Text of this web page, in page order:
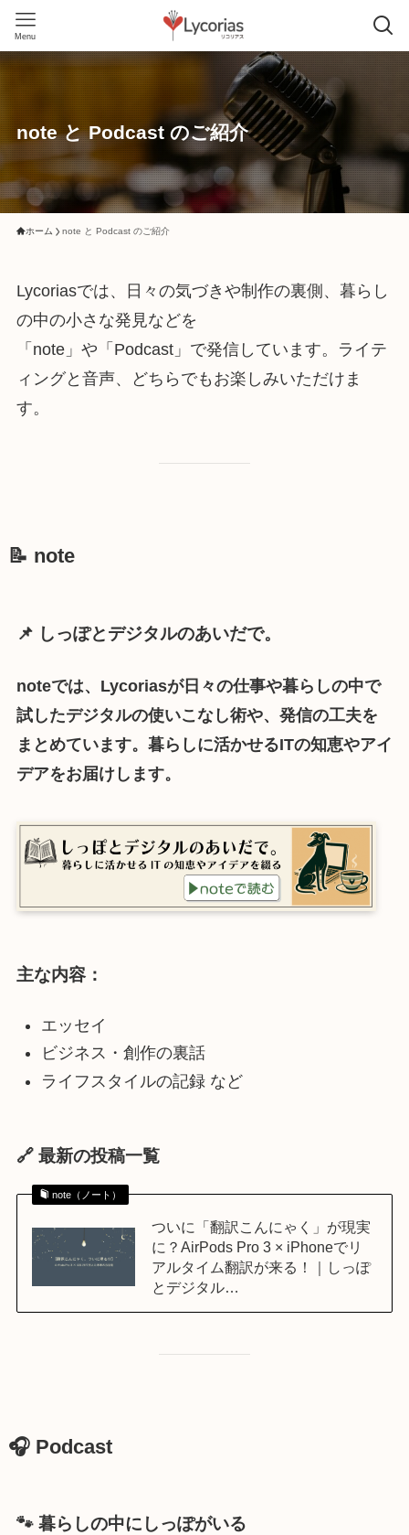
Menu
note と Podcast のご紹介
ホーム note と Podcast のご紹介
Lycoriasでは、日々の気づきや制作の裏側、暮らし
の中の小さな発見などを
「note」や「Podcast」で発信しています。ライテ
ィングと音声、どちらでもお楽しみいただけま
す。
📝 note
📌 しっぽとデジタルのあいだで。
noteでは、Lycoriasが日々の仕事や暮らしの中で
試したデジタルの使いこなし術や、発信の工夫を
まとめています。暮らしに活かせるITの知恵やアイ
デアをお届けします。
主な内容：
エッセイ
ビジネス・創作の裏話
ライフスタイルの記録 など
🔗 最新の投稿一覧
note（ノート）
ついに「翻訳こんにゃく」が現実
に？AirPods Pro 3 × iPhoneでリ
アルタイム翻訳が来る！｜しっぽ
とデジタル…
🎧 Podcast
🐾 暮らしの中にしっぽがいる